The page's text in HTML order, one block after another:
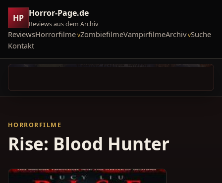
HP Horror-Page.de
Reviews aus dem Archiv
ReviewsHorrorfilme ZombiefilmeVampirfilmeArchiv Suche
Kontakt
HORRORFILME
Rise: Blood Hunter